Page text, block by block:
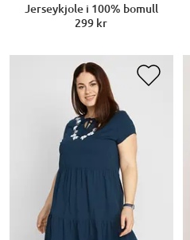
Jerseykjole i 100% bomull
299 kr